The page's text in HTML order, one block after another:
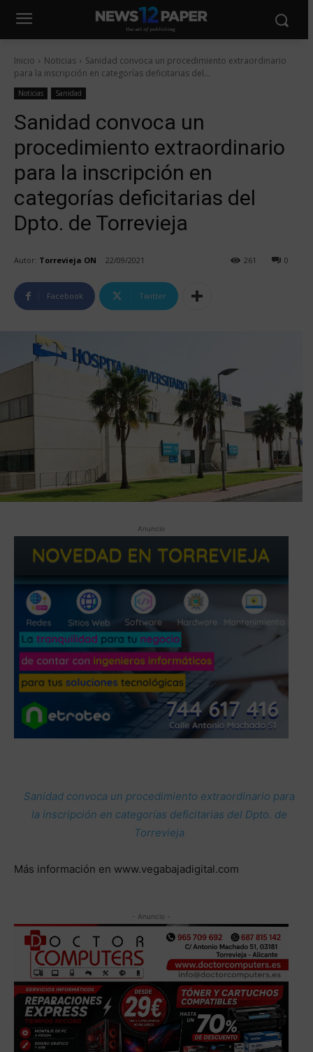
Inicio Noticias
Sanidad convoca un procedimiento extraordinario
para la inscripción en categorías deficitarias del...
Noticias Sanidad
Sanidad convoca un
procedimiento extraordinario
para la inscripción en
categorías deficitarias del
Dpto. de Torrevieja
Autor: Torrevieja ON 22/09/2021 0
261
Facebook Twitter
Anuncio
Sanidad convoca un procedimiento extraordinario para
la inscripción en categorías deficitarias del Dpto. de
Torrevieja
Más información en www.vegabajadigital.com
- Anuncio -